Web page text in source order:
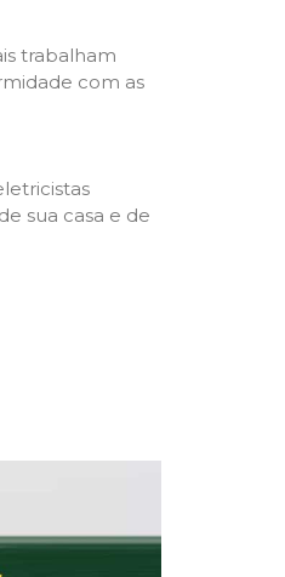
trabalham
com as
sua casa e de